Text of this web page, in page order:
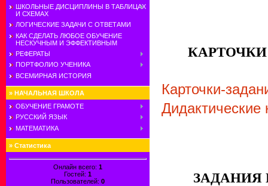
ШКОЛЬНЫЕ ДИСЦИПЛИНЫ В ТАБЛИЦАХ
И СХЕМАХ
ЛОГИЧЕСКИЕ ЗАДАЧИ С ОТВЕТАМИ
КАК СДЕЛАТЬ ЛЮБОЕ ОБУЧЕНИЕ
НЕСКУЧНЫМ И ЭФФЕКТИВНЫМ
РЕФЕРАТЫ
ПОРТФОЛИО УЧЕНИКА
ВСЕМИРНАЯ ИСТОРИЯ
» НАЧАЛЬНАЯ ШКОЛА
ОБУЧЕНИЕ ГРАМОТЕ
РУССКИЙ ЯЗЫК
МАТЕМАТИКА
» Статистика
Онлайн всего: 1
Гостей: 1
Пользователей: 0
Карточки-
Дидактические
ЗАДАНИЯ